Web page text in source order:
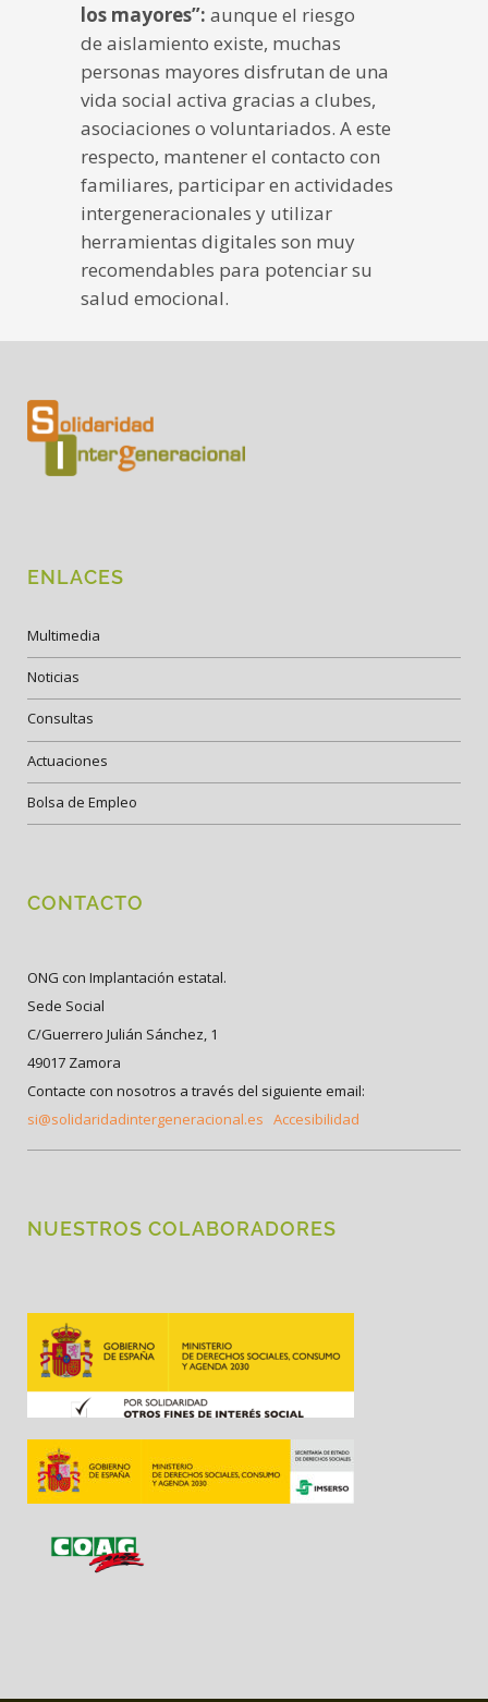
los mayores”: aunque el riesgo
de aislamiento existe, muchas
personas mayores disfrutan de una
vida social activa gracias a clubes,
asociaciones o voluntariados. A este
respecto, mantener el contacto con
familiares, participar en actividades
intergeneracionales y utilizar
herramientas digitales son muy
recomendables para potenciar su
salud emocional.
ENLACES
Multimedia
Noticias
Consultas
Actuaciones
Bolsa de Empleo
CONTACTO
ONG con Implantación estatal.
Sede Social
C/Guerrero Julián Sánchez, 1
49017 Zamora
Contacte con nosotros a través del siguiente email:
si@solidaridadintergeneracional.es Accesibilidad
NUESTROS COLABORADORES